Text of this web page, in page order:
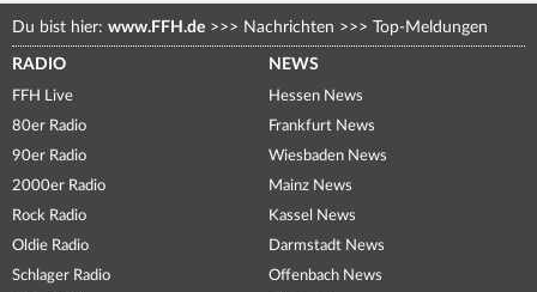
Du bist hier: www.FFH.de >>> Nachrichten >>> Top-Meldungen
RADIO
FFH Live
80er Radio
90er Radio
2000er Radio
Rock Radio
Oldie Radio
Schlager Radio
NEWS
Hessen News
Frankfurt News
Wiesbaden News
Mainz News
Kassel News
Darmstadt News
Offenbach News